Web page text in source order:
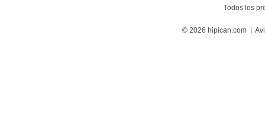
Todos los
© 2026 hipican.com |